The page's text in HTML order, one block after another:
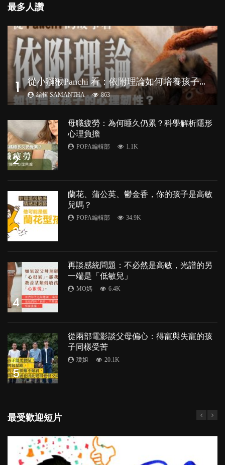
最多人讚
1 從
小獼猴Panchi 看：依附理論如何培養孩子心理韌性？
編輯 SAMANTHA 863
2
母職疲勞：為何睡久仍累？科學解析隱形
心理負擔
POPA編輯部 1.1K
3
蘭花、蒲公英、鬱金香，你的孩子是高敏
兒嗎？
POPA編輯部 34.9K
4
再談感統問題：不必然是高敏，光譜的另
一端是「低敏兒」
MO媽 6.4K
5
從兩部電影談父母偏心：得寵與失寵的孩
子同樣受苦
瓊姐 20.1K
最受歡迎短片